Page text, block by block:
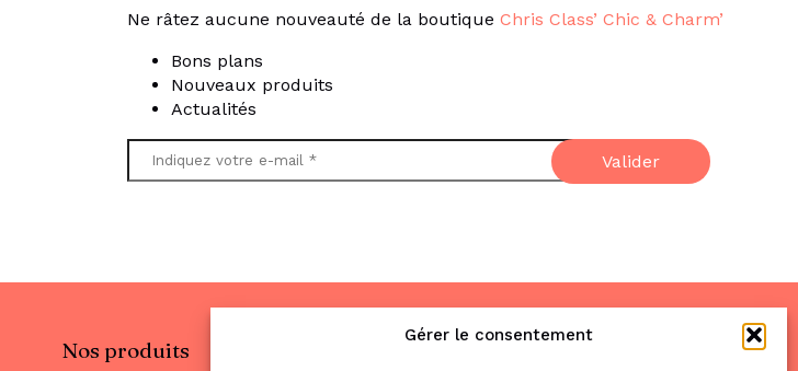
Gérer le consentement
Ne râtez aucune nouveauté de la boutique Chris Class’ Chic & Charm’
Bons plans
Nouveaux produits
Actualités
Nos produits